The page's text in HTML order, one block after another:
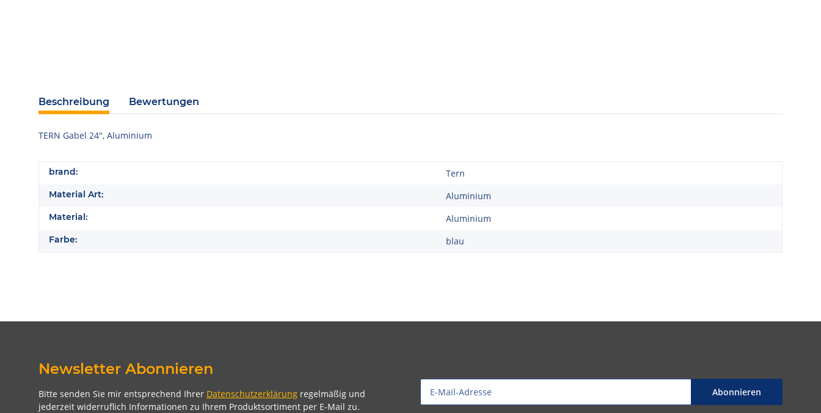
Beschreibung Bewertungen
TERN Gabel 24", Aluminium
brand: Tern
Material Art: Aluminium
Material: Aluminium
Farbe: blau
Newsletter Abonnieren
Bitte senden Sie mir entsprechend Ihrer Datenschutzerklärung regelmäßig und
jederzeit widerruflich Informationen zu Ihrem Produktsortiment per E-Mail zu.
Abonnieren